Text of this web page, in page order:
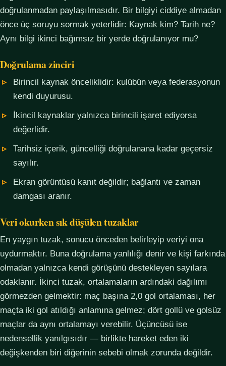
doğrulanmadan paylaşılmasıdır. Bir bilgiyi ciddiye almadan
önce üç soruyu sormak yeterlidir: Kaynak kim? Tarih ne?
Aynı bilgi ikinci bağımsız bir yerde doğrulanıyor mu?
Doğrulama zinciri
Birincil kaynak önceliklidir: kulübün veya federasyonun
kendi duyurusu.
İkincil kaynaklar yalnızca birincili işaret ediyorsa
değerlidir.
Tarihsiz içerik, güncelliği doğrulanana kadar geçersiz
sayılır.
Ekran görüntüsü kanıt değildir; bağlantı ve zaman
damgası aranır.
Veri okurken sık düşülen tuzaklar
En yaygın tuzak, sonucu önceden belirleyip veriyi ona
uydurmaktır. Buna doğrulama yanlılığı denir ve kişi farkında
olmadan yalnızca kendi görüşünü destekleyen sayılara
odaklanır. İkinci tuzak, ortalamaların ardındaki dağılımı
görmezden gelmektir: maç başına 2,0 gol ortalaması, her
maçta iki gol atıldığı anlamına gelmez; dört gollü ve golsüz
maçlar da aynı ortalamayı verebilir. Üçüncüsü ise
nedensellik yanılgısıdır — birlikte hareket eden iki
değişkenden biri diğerinin sebebi olmak zorunda değildir.